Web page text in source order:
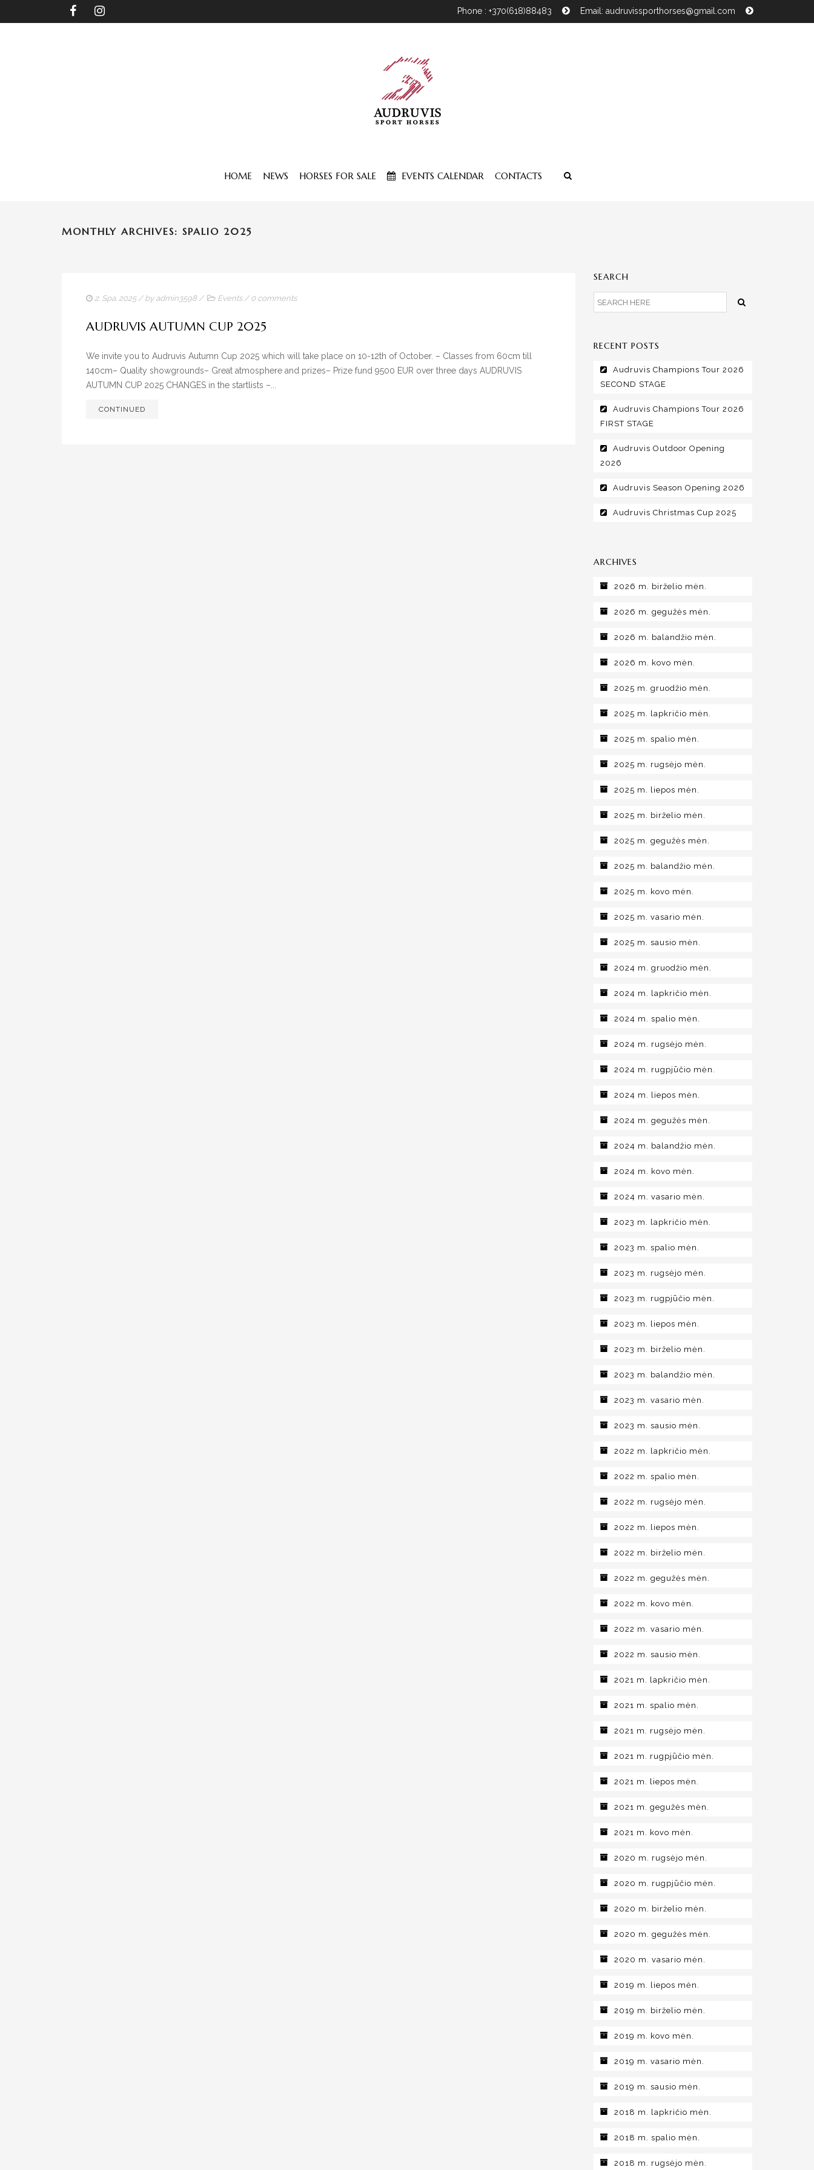
Phone : +370(618)88483 Email: audruvissporthorses@gmail.com
HOME NEWS HORSES FOR SALE EVENTS CALENDAR CONTACTS
MONTHLY ARCHIVES: SPALIO 2025
2. Spa. 2025/ by admin3598/ Events/ 0 comments
AUDRUVIS AUTUMN CUP 2025
We invite you to Audruvis Autumn Cup 2025 which will take place on 10-12th of October. – Classes from 60cm till
140cm– Quality showgrounds– Great atmosphere and prizes– Prize fund 9500 EUR over three days AUDRUVIS
AUTUMN CUP 2025 CHANGES in the startlists –...
CONTINUED
SEARCH
RECENT POSTS
Audruvis Champions Tour 2026
SECOND STAGE
Audruvis Champions Tour 2026
FIRST STAGE
Audruvis Outdoor Opening
2026
Audruvis Season Opening 2026
Audruvis Christmas Cup 2025
ARCHIVES
2026 m. birželio mėn.
2026 m. gegužės mėn.
2026 m. balandžio mėn.
2026 m. kovo mėn.
2025 m. gruodžio mėn.
2025 m. lapkričio mėn.
2025 m. spalio mėn.
2025 m. rugsėjo mėn.
2025 m. liepos mėn.
2025 m. birželio mėn.
2025 m. gegužės mėn.
2025 m. balandžio mėn.
2025 m. kovo mėn.
2025 m. vasario mėn.
2025 m. sausio mėn.
2024 m. gruodžio mėn.
2024 m. lapkričio mėn.
2024 m. spalio mėn.
2024 m. rugsėjo mėn.
2024 m. rugpjūčio mėn.
2024 m. liepos mėn.
2024 m. gegužės mėn.
2024 m. balandžio mėn.
2024 m. kovo mėn.
2024 m. vasario mėn.
2023 m. lapkričio mėn.
2023 m. spalio mėn.
2023 m. rugsėjo mėn.
2023 m. rugpjūčio mėn.
2023 m. liepos mėn.
2023 m. birželio mėn.
2023 m. balandžio mėn.
2023 m. vasario mėn.
2023 m. sausio mėn.
2022 m. lapkričio mėn.
2022 m. spalio mėn.
2022 m. rugsėjo mėn.
2022 m. liepos mėn.
2022 m. birželio mėn.
2022 m. gegužės mėn.
2022 m. kovo mėn.
2022 m. vasario mėn.
2022 m. sausio mėn.
2021 m. lapkričio mėn.
2021 m. spalio mėn.
2021 m. rugsėjo mėn.
2021 m. rugpjūčio mėn.
2021 m. liepos mėn.
2021 m. gegužės mėn.
2021 m. kovo mėn.
2020 m. rugsėjo mėn.
2020 m. rugpjūčio mėn.
2020 m. birželio mėn.
2020 m. gegužės mėn.
2020 m. vasario mėn.
2019 m. liepos mėn.
2019 m. birželio mėn.
2019 m. kovo mėn.
2019 m. vasario mėn.
2019 m. sausio mėn.
2018 m. lapkričio mėn.
2018 m. spalio mėn.
2018 m. rugsėjo mėn.